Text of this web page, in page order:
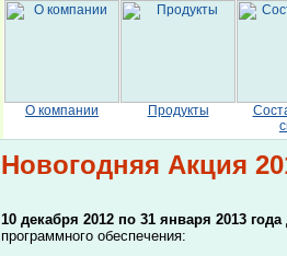
О компании Продукты
Новогодняя Акция
10 декабря 2012 по 31 января 2013 года
программного обеспечения: